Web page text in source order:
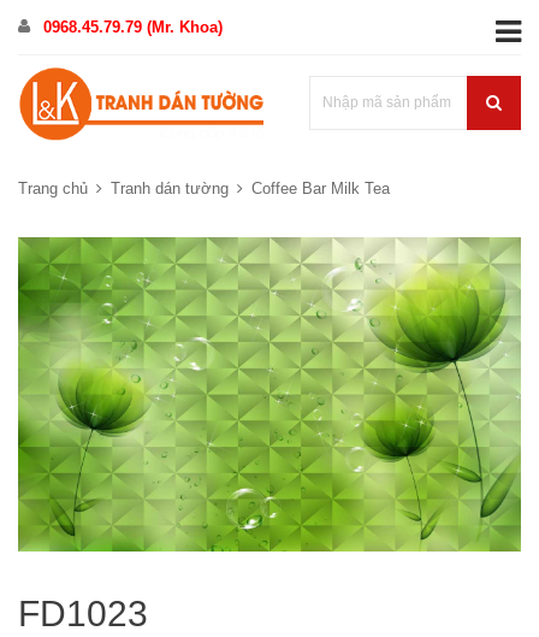
0968.45.79.79 (Mr. Khoa)
Trang chủ Tranh dán tường Coffee Bar Milk Tea
FD1023